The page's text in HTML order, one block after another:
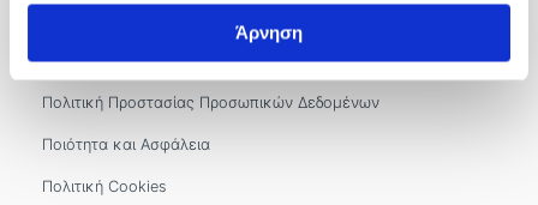
Άρνηση
Αρ. Γ.Ε.ΜΗ.: 183786001000
Πολιτική Προστασίας Προσωπικών Δεδομένων
Ποιότητα και Ασφάλεια
Πολιτική Cookies